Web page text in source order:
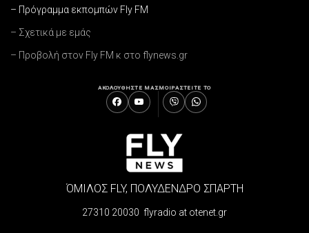
– Πρόγραμμα εκπομπών Fly FM
– Σχετικά με εμάς
– Προβολή στον Fly FM κ στο flynews.gr
ΑΚΟΛΟΥΘΗΣΤΕ ΜΑΣΜΟΙΡΑΣΤΕΙΤΕ ΤΟ
ΌΜΙΛΟΣ FLY, ΠΟΛΥΔΕΝΔΡΟ ΣΠΑΡΤΗ
27310 20030 flyradio at otenet.gr